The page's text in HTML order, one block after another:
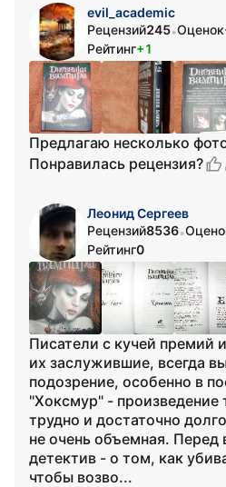
evil_academic
Рецензий245•Оценок
Рейтинг+1
Предлагаю несколько
Понравилась рецензия?
Леонид Сергеев
Рецензий8536•
Рейтинг0
Писатели с кучей премий
их заслужившие, всегда
подозрение, особенно в
"Хоксмур" - произведение
трудно и достаточно
не очень объемная. Перед
детектив - о том, как
чтобы возво...